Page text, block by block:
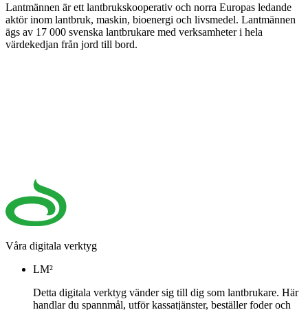
Lantmännen är ett lantbrukskooperativ och norra Europas ledande
aktör inom lantbruk, maskin, bioenergi och livsmedel. Lantmännen
ägs av 17 000 svenska lantbrukare med verksamheter i hela
värdekedjan från jord till bord.
Våra digitala verktyg
LM²
Detta digitala verktyg vänder sig till dig som lantbrukare. Här
handlar du spannmål, utför kassatjänster, beställer foder och